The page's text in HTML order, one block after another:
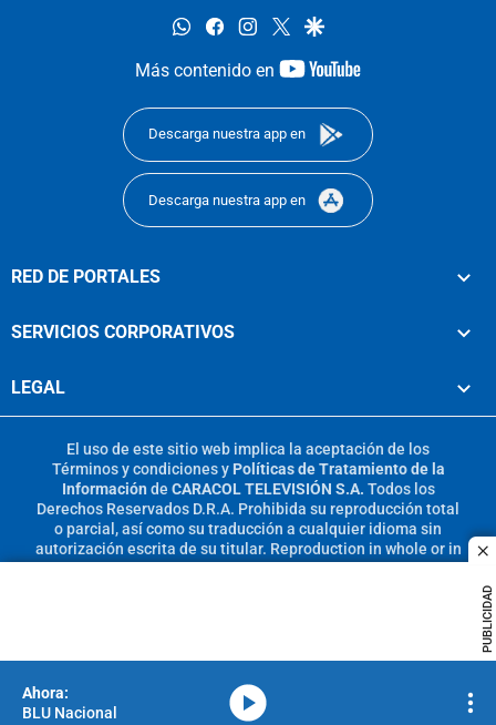
PUBLICIDAD
whatsappfacebookinstagram
twittergoogle
Más contenido en
youtube-
Descarga nuestra app en
Descarga nuestra app en
RED DE PORTALES
SERVICIOS CORPORATIVOS
LEGAL
El uso de este sitio web implica la aceptación de los
Términos y condicionesy Políticas de Tratamiento de la
Información de CARACOL TELEVISIÓN S.A. Todos los
Derechos Reservados D.R.A. Prohibida su reproducción total
o parcial, así como su traducción a cualquier idioma sin
autorización escrita de su titular. Reproduction in whole or in
BLU Nacional